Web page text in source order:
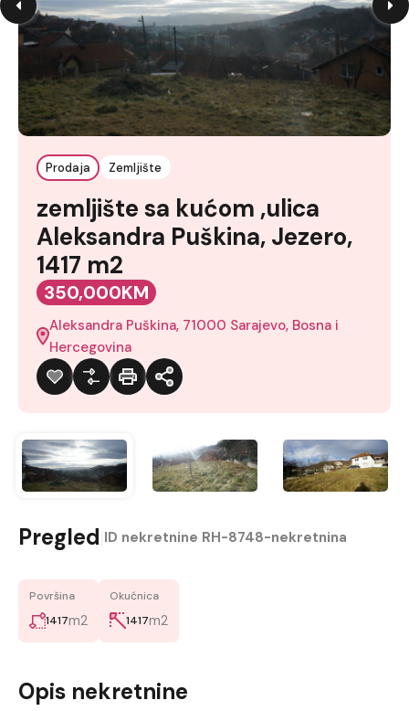
Prodaja Zemljište
zemljište sa kućom ,ulica
Aleksandra Puškina, Jezero,
1417 m2
350,000KM
Aleksandra Puškina, 71000 Sarajevo, Bosna i
Hercegovina
Pregled ID nekretnine RH-8748-nekretnina
Površina
1417m2
Okućnica
1417m2
Opis nekretnine